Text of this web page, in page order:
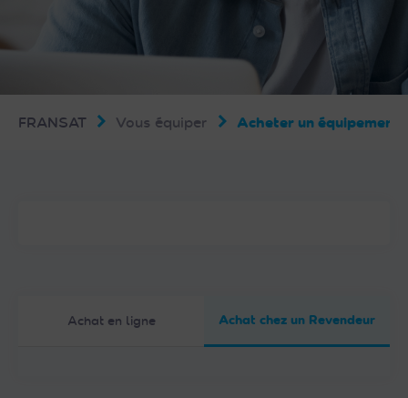
FRANSAT Vous équiper Acheter un équipement
Achat en ligne Achat chez un Revendeur